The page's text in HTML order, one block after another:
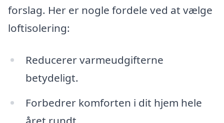
forslag. Her er nogle fordele ved at vælge
loftisolering:
Reducerer varmeudgifterne
betydeligt.
Forbedrer komforten i dit hjem hele